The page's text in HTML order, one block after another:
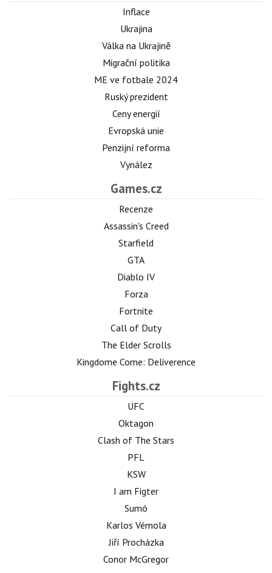
Inflace
Ukrajina
Válka na Ukrajině
Migrační politika
ME ve fotbale 2024
Ruský prezident
Ceny energií
Evropská unie
Penzijní reforma
Vynález
Games.cz
Recenze
Assassin's Creed
Starfield
GTA
Diablo IV
Forza
Fortnite
Call of Duty
The Elder Scrolls
Kingdome Come: Deliverence
Fights.cz
UFC
Oktagon
Clash of The Stars
PFL
KSW
I am Figter
Sumó
Karlos Vémola
Jiří Procházka
Conor McGregor